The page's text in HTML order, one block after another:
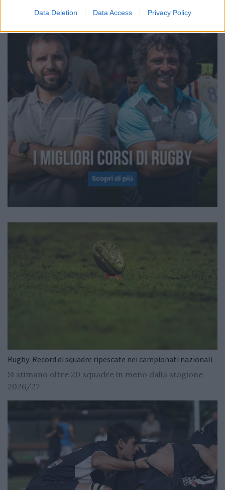
Data Deletion Data Access Privacy Policy
Rugby: Record di squadre ripescate nei campionati nazionali
Si stimano oltre 20 squadre in meno dalla stagione
2026/27